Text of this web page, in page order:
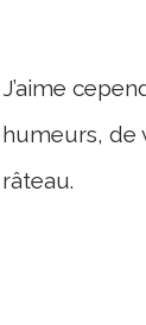
J’aime
humeurs, de
râteau.